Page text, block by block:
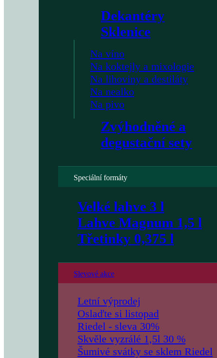
Dekantéry
Sklenice
Na víno
Na koktejly a mixologie
Na lihoviny a destiláty
Na nealko
Na pivo
Zvýhodněné a
degustační sety
Speciální formáty
Velké lahve 3 l
Lahve Magnum 1,5 l
Třetinky 0,375 l
Slevové akce
Letní výprodej
Oslaďte si listopad
Riedel - sleva 30%
Skvěle vyzrálé 1,5l 30 %
Šumivé svátky se sklem Riedel